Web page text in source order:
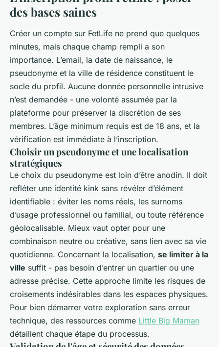
des bases saines
Créer un compte sur FetLife ne prend que quelques
minutes, mais chaque champ rempli a son
importance. L’email, la date de naissance, le
pseudonyme et la ville de résidence constituent le
socle du profil. Aucune donnée personnelle intrusive
n’est demandée - une volonté assumée par la
plateforme pour préserver la discrétion de ses
membres. L’âge minimum requis est de 18 ans, et la
vérification est immédiate à l’inscription.
Choisir un pseudonyme et une localisation
stratégiques
Le choix du pseudonyme est loin d’être anodin. Il doit
refléter une identité kink sans révéler d’élément
identifiable : éviter les noms réels, les surnoms
d’usage professionnel ou familial, ou toute référence
géolocalisable. Mieux vaut opter pour une
combinaison neutre ou créative, sans lien avec sa vie
quotidienne. Concernant la localisation, se limiter à la
ville suffit - pas besoin d’entrer un quartier ou une
adresse précise. Cette approche limite les risques de
croisements indésirables dans les espaces physiques.
Pour bien démarrer votre exploration sans erreur
technique, des ressources comme Little Big Maman
détaillent chaque étape du processus.